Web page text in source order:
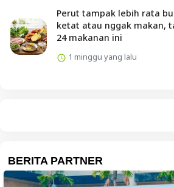
Perut tampak lebih rata
ketat atau nggak makan,
24 makanan ini
1 minggu yang lalu